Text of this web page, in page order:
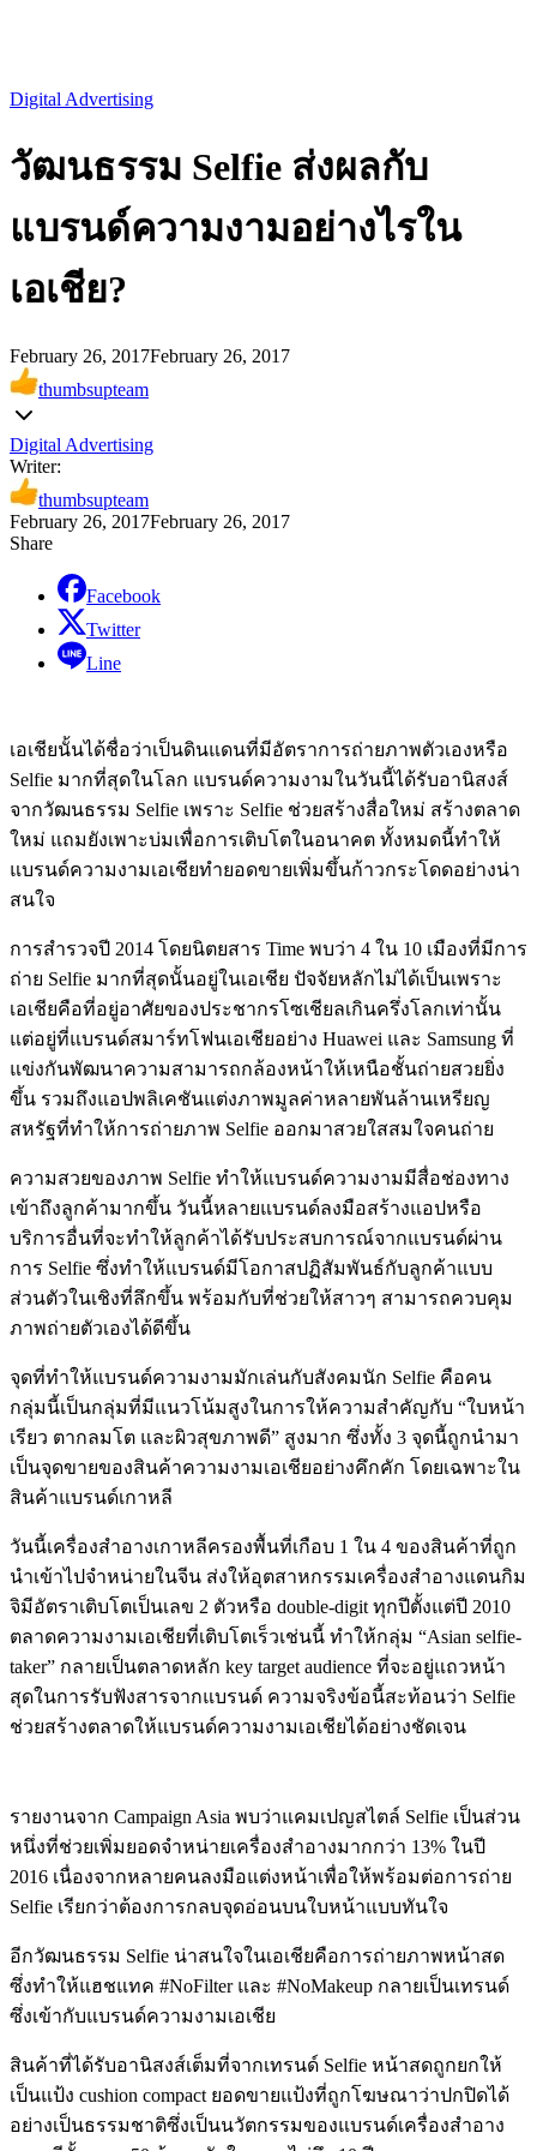
Digital Advertising
วัฒนธรรม Selfie ส่งผลกับ
แบรนด์ความงามอย่างไรใน
เอเชีย?
February 26, 2017February 26, 2017
thumbsupteam
Digital Advertising
Writer:
thumbsupteam
February 26, 2017February 26, 2017
Share
Facebook
Twitter
Line
เอเชียนั้นได้ชื่อว่าเป็นดินแดนที่มีอัตราการถ่ายภาพตัวเองหรือ
Selfie มากที่สุดในโลก แบรนด์ความงามในวันนี้ได้รับอานิสงส์
จากวัฒนธรรม Selfie เพราะ Selfie ช่วยสร้างสื่อใหม่ สร้างตลาด
ใหม่ แถมยังเพาะบ่มเพื่อการเติบโตในอนาคต ทั้งหมดนี้ทำให้
แบรนด์ความงามเอเชียทำยอดขายเพิ่มขึ้นก้าวกระโดดอย่างน่า
สนใจ
การสำรวจปี 2014 โดยนิตยสาร Time พบว่า 4 ใน 10 เมืองที่มีการ
ถ่าย Selfie มากที่สุดนั้นอยู่ในเอเชีย ปัจจัยหลักไม่ได้เป็นเพราะ
เอเชียคือที่อยู่อาศัยของประชากรโซเชียลเกินครึ่งโลกเท่านั้น
แต่อยู่ที่แบรนด์สมาร์ทโฟนเอเชียอย่าง Huawei และ Samsung ที่
แข่งกันพัฒนาความสามารถกล้องหน้าให้เหนือชั้นถ่ายสวยยิ่ง
ขึ้น รวมถึงแอปพลิเคชันแต่งภาพมูลค่าหลายพันล้านเหรียญ
สหรัฐที่ทำให้การถ่ายภาพ Selfie ออกมาสวยใสสมใจคนถ่าย
ความสวยของภาพ Selfie ทำให้แบรนด์ความงามมีสื่อช่องทาง
เข้าถึงลูกค้ามากขึ้น วันนี้หลายแบรนด์ลงมือสร้างแอปหรือ
บริการอื่นที่จะทำให้ลูกค้าได้รับประสบการณ์จากแบรนด์ผ่าน
การ Selfie ซึ่งทำให้แบรนด์มีโอกาสปฏิสัมพันธ์กับลูกค้าแบบ
ส่วนตัวในเชิงที่ลึกขึ้น พร้อมกับที่ช่วยให้สาวๆ สามารถควบคุม
ภาพถ่ายตัวเองได้ดีขึ้น
จุดที่ทำให้แบรนด์ความงามมักเล่นกับสังคมนัก Selfie คือคน
กลุ่มนี้เป็นกลุ่มที่มีแนวโน้มสูงในการให้ความสำคัญกับ “ใบหน้า
เรียว ตากลมโต และผิวสุขภาพดี” สูงมาก ซึ่งทั้ง 3 จุดนี้ถูกนำมา
เป็นจุดขายของสินค้าความงามเอเชียอย่างคึกคัก โดยเฉพาะใน
สินค้าแบรนด์เกาหลี
วันนี้เครื่องสำอางเกาหลีครองพื้นที่เกือบ 1 ใน 4 ของสินค้าที่ถูก
นำเข้าไปจำหน่ายในจีน ส่งให้อุตสาหกรรมเครื่องสำอางแดนกิม
จิมีอัตราเติบโตเป็นเลข 2 ตัวหรือ double-digit ทุกปีตั้งแต่ปี 2010
ตลาดความงามเอเชียที่เติบโตเร็วเช่นนี้ ทำให้กลุ่ม “Asian selfie-
taker” กลายเป็นตลาดหลัก key target audience ที่จะอยู่แถวหน้า
สุดในการรับฟังสารจากแบรนด์ ความจริงข้อนี้สะท้อนว่า Selfie
ช่วยสร้างตลาดให้แบรนด์ความงามเอเชียได้อย่างชัดเจน
รายงานจาก Campaign Asia พบว่าแคมเปญสไตล์ Selfie เป็นส่วน
หนึ่งที่ช่วยเพิ่มยอดจำหน่ายเครื่องสำอางมากกว่า 13% ในปี
2016 เนื่องจากหลายคนลงมือแต่งหน้าเพื่อให้พร้อมต่อการถ่าย
Selfie เรียกว่าต้องการกลบจุดอ่อนบนใบหน้าแบบทันใจ
อีกวัฒนธรรม Selfie น่าสนใจในเอเชียคือการถ่ายภาพหน้าสด
ซึ่งทำให้แฮชแทค #NoFilter และ #NoMakeup กลายเป็นเทรนด์
ซึ่งเข้ากับแบรนด์ความงามเอเชีย
สินค้าที่ได้รับอานิสงส์เต็มที่จากเทรนด์ Selfie หน้าสดถูกยกให้
เป็นแป้ง cushion compact ยอดขายแป้งที่ถูกโฆษณาว่าปกปิดได้
อย่างเป็นธรรมชาติซึ่งเป็นนวัตกรรมของแบรนด์เครื่องสำอาง